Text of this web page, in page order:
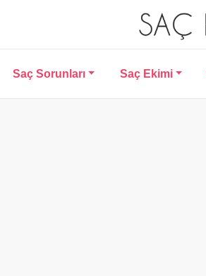
Saç Sorunları Saç Ekimi